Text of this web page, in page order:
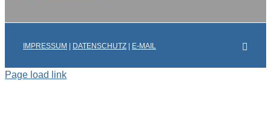
IMPRESSUM DATENSCHUTZ E-MAIL
Page load link